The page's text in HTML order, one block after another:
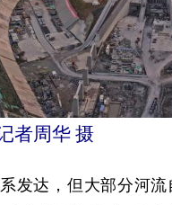
者周华 摄
达，但大部分河流